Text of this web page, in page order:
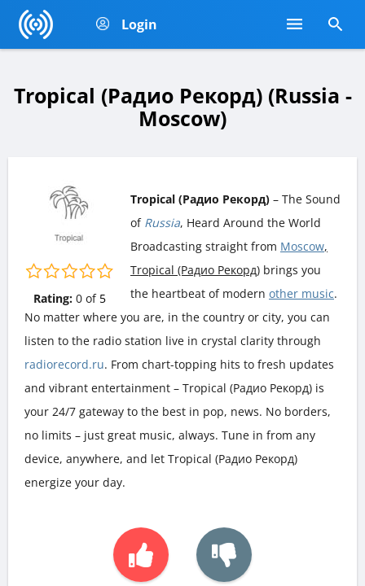
Login
Tropical (Радио Рекорд) (Russia -
Moscow)
Rating: 0of 5
Tropical (Радио Рекорд) – The Sound
of Russia, Heard Around the World
Broadcasting straight from Moscow,
Tropical (Радио Рекорд) brings you
the heartbeat of modern other music.
No matter where you are, in the country or city, you can
listen to the radio station live in crystal clarity through
radiorecord.ru. From chart-topping hits to fresh updates
and vibrant entertainment – Tropical (Радио Рекорд) is
your 24/7 gateway to the best in pop, news. No borders,
no limits – just great music, always. Tune in from any
device, anywhere, and let Tropical (Радио Рекорд)
energize your day.